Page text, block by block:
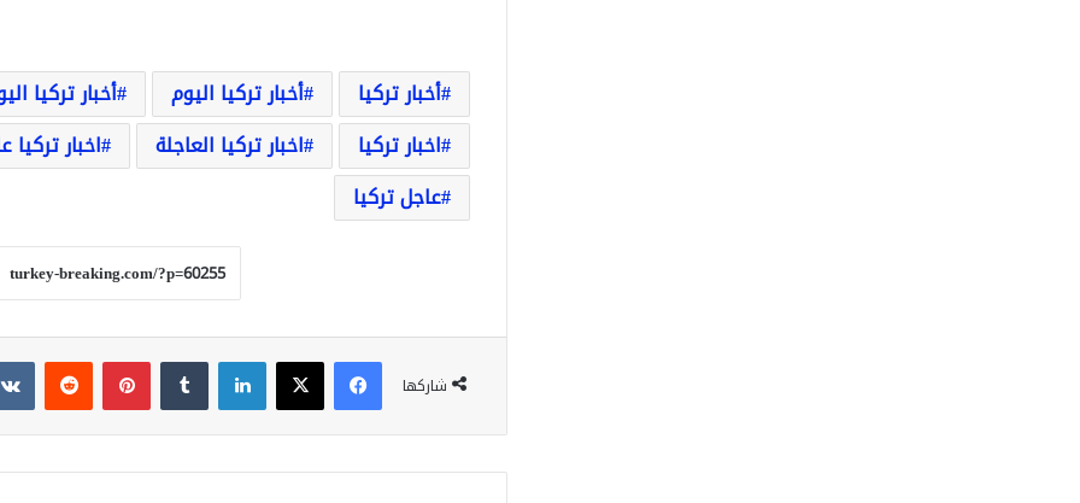
أخبار تركيا أخبار تركيا اليوم أخبار تركيا
اخبار تركيا
اخبار تركيا العاجلة اخبار تركيا
عاجل تركيا
شاركها
فيسبوك‫X لينكدإن بينتيريست